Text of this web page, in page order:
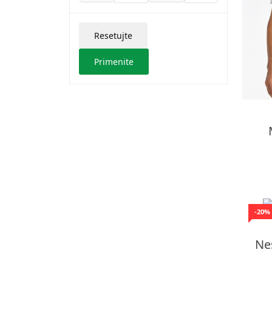
Resetujte
Primenite
-20%